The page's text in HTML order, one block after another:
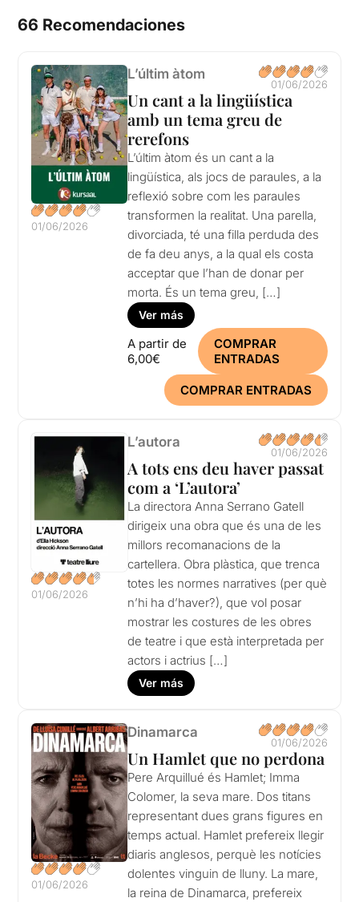
66 Recomendaciones
01/06/2026
L’últim àtom
01/06/2026
Un cant a la lingüística
amb un tema greu de
rerefons
L’últim àtom és un cant a la
lingüística, als jocs de paraules, a la
reflexió sobre com les paraules
transformen la realitat. Una parella,
divorciada, té una filla perduda des
de fa deu anys, a la qual els costa
acceptar que l’han de donar per
morta. És un tema greu, […]
Ver más
A partir de
6,00€
COMPRAR
ENTRADAS
COMPRAR ENTRADAS
01/06/2026
L’autora
01/06/2026
A tots ens deu haver passat
com a ‘L’autora’
La directora Anna Serrano Gatell
dirigeix una obra que és una de les
millors recomanacions de la
cartellera. Obra plàstica, que trenca
totes les normes narratives (per què
n’hi ha d’haver?), que vol posar
mostrar les costures de les obres
de teatre i que està interpretada per
actors i actrius […]
Ver más
01/06/2026
Dinamarca
01/06/2026
Un Hamlet que no perdona
Pere Arquillué és Hamlet; Imma
Colomer, la seva mare. Dos titans
representant dues grans figures en
temps actual. Hamlet prefereix llegir
diaris anglesos, perquè les notícies
dolentes vinguin de lluny. La mare,
la reina de Dinamarca, prefereix